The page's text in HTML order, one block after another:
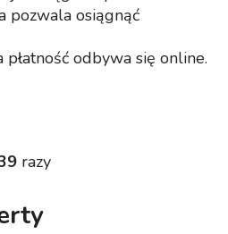
pozwala osiągnąć
odbywa się online.
razy